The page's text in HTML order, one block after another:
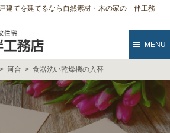
建てを建てるなら自然素材・木の家の「伴工務
MENU
河合 食器洗い乾燥機の入替